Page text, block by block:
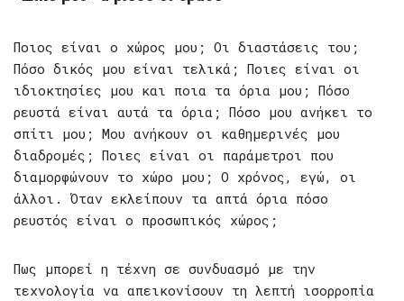
Ποιος είναι ο χώρος μου; Οι διαστάσεις του;
Πόσο δικός μου είναι τελικά; Ποιες είναι οι
ιδιοκτησίες μου και ποια τα όρια μου; Πόσο
ρευστά είναι αυτά τα όρια; Πόσο μου ανήκει το
σπίτι μου; Μου ανήκουν οι καθημερινές μου
διαδρομές; Ποιες είναι οι παράμετροι που
διαμορφώνουν το χώρο μου; Ο χρόνος, εγώ, οι
άλλοι. Όταν εκλείπουν τα απτά όρια πόσο
ρευστός είναι ο προσωπικός χώρος;
Πως μπορεί η τέχνη σε συνδυασμό με την
τεχνολογία να απεικονίσουν τη λεπτή ισορροπία